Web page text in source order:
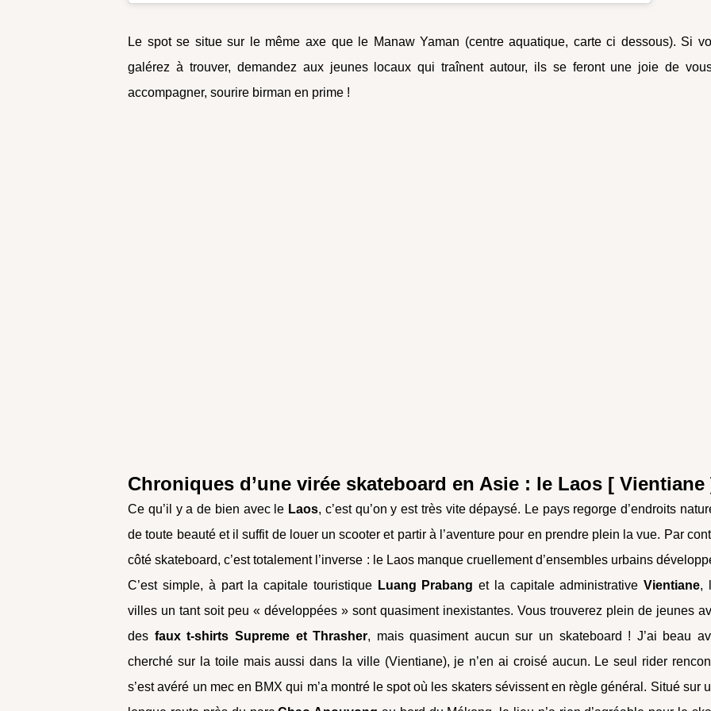
Le spot se situe sur le même axe que le Manaw Yaman (centre aquatique, carte ci dessous). Si
galérez à trouver, demandez aux jeunes locaux qui traînent autour, ils se feront une joie de
accompagner, sourire birman en prime !
Chroniques d’une virée skateboard en Asie : le Laos [ Vientiane
Ce qu’il y a de bien avec le Laos, c’est qu’on y est très vite dépaysé. Le pays regorge d’endroits
de toute beauté et il suffit de louer un scooter et partir à l’aventure pour en prendre plein la vue. Par
côté skateboard, c’est totalement l’inverse : le Laos manque cruellement d’ensembles urbains
C’est simple, à part la capitale touristique Luang Prabang et la capitale administrativeVientiane,
villes un tant soit peu « développées » sont quasiment inexistantes. Vous trouverez plein de jeunes
des faux t-shirts Supreme et Thrasher, mais quasiment aucun sur un skateboard ! J’ai beau
cherché sur la toile mais aussi dans la ville (Vientiane), je n’en ai croisé aucun. Le seul rider
s’est avéré un mec en BMX qui m’a montré le spot où les skaters sévissent en règle général. Situé sur